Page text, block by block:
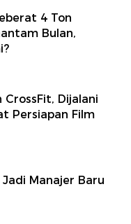
4 Ton
Bulan,
Dijalani
Persiapan Film
Manajer Baru